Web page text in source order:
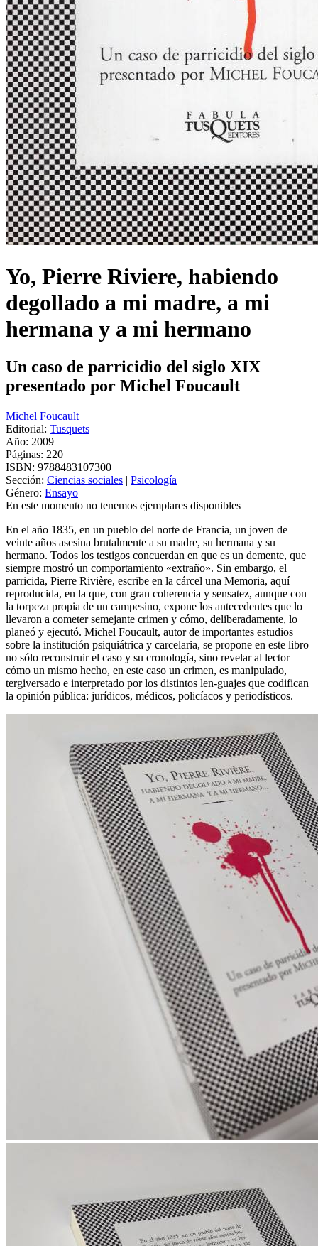
Yo, Pierre Riviere, habiendo
degollado a mi madre, a mi
hermana y a mi hermano
Un caso de parricidio del siglo XIX
presentado por Michel Foucault
Michel Foucault
Editorial: Tusquets
Año: 2009
Páginas: 220
ISBN: 9788483107300
Sección: Ciencias sociales | Psicología
Género: Ensayo
En este momento no tenemos ejemplares disponibles
En el año 1835, en un pueblo del norte de Francia, un joven de
veinte años asesina brutalmente a su madre, su hermana y su
hermano. Todos los testigos concuerdan en que es un demente, que
siempre mostró un comportamiento «extraño». Sin embargo, el
parricida, Pierre Rivière, escribe en la cárcel una Memoria, aquí
reproducida, en la que, con gran coherencia y sensatez, aunque con
la torpeza propia de un campesino, expone los antecedentes que lo
llevaron a cometer semejante crimen y cómo, deliberadamente, lo
planeó y ejecutó. Michel Foucault, autor de importantes estudios
sobre la institución psiquiátrica y carcelaria, se propone en este libro
no sólo reconstruir el caso y su cronología, sino revelar al lector
cómo un mismo hecho, en este caso un crimen, es manipulado,
tergiversado e interpretado por los distintos len-guajes que codifican
la opinión pública: jurídicos, médicos, policíacos y periodísticos.